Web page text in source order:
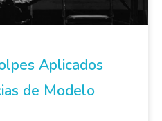
Aplicados
de Modelo